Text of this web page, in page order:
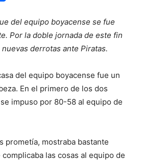
del equipo boyacense se fue
Por la doble jornada de este fin
derrotas ante Piratas.
del equipo boyacense fue un
En el primero de los dos
impuso por 80-58 al equipo de
prometía, mostraba bastante
las cosas al equipo de